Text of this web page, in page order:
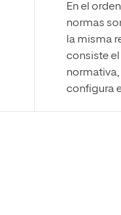
En el
normas
la misma
consiste
configura